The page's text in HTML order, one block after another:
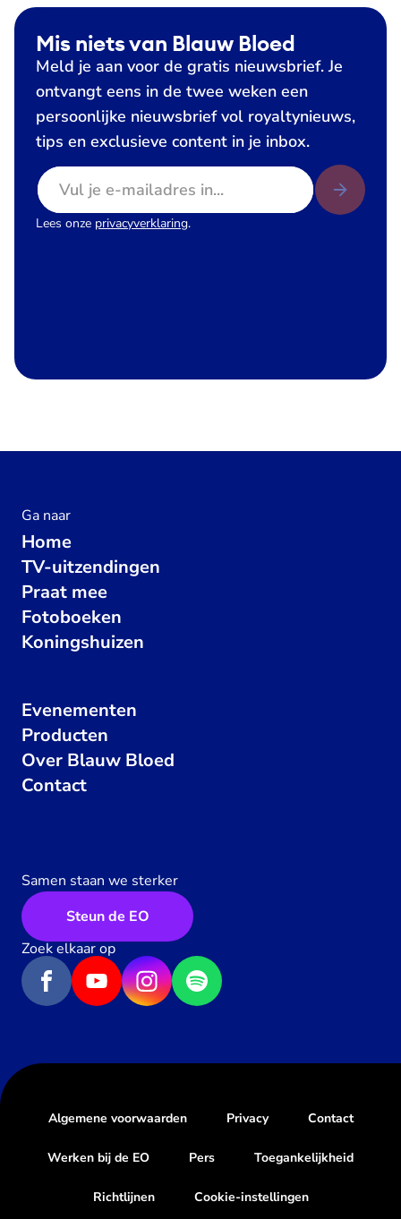
Mis niets van Blauw Bloed
Meld je aan voor de gratis nieuwsbrief. Je
ontvangt eens in de twee weken een
persoonlijke nieuwsbrief vol royaltynieuws,
tips en exclusieve content in je inbox.
E-mailadres
Lees onze privacyverklaring.
Ga naar
Home
TV-uitzendingen
Praat mee
Fotoboeken
Koningshuizen
Evenementen
Producten
Over Blauw Bloed
Contact
Samen staan we sterker
Steun de EO
Zoek elkaar op
Algemene voorwaarden Privacy Contact
Werken bij de EO Pers Toegankelijkheid
Richtlijnen Cookie-instellingen